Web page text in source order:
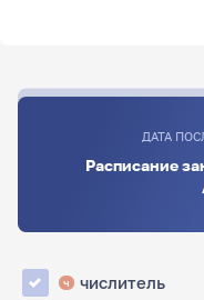
ДАТА
Расписание
ч числитель